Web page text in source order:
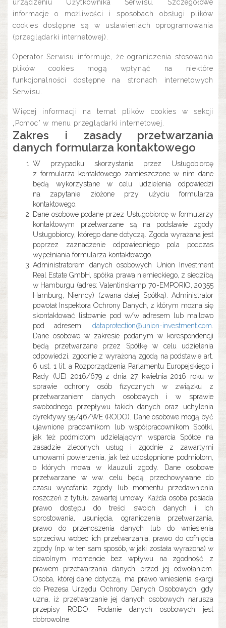
urządzeniu Użytkownika Serwisu. Szczegółowe
informacje o możliwości i sposobach obsługi plików
cookies dostępne są w ustawieniach oprogramowania
(przeglądarki internetowej).
Operator Serwisu informuje, że ograniczenia stosowania
plików cookies mogą wpłynąć na niektóre
funkcjonalności dostępne na stronach internetowych
Serwisu.
Więcej informacji na temat plików cookies w sekcji
„Pomoc” w menu przeglądarki internetowej.
Zakres i zasady przetwarzania
danych formularza kontaktowego
W przypadku skorzystania przez Usługobiorcę
z formularza kontaktowego zamieszczone w nim dane
będą wykorzystane w celu udzielenia odpowiedzi
na zapytanie złożone przy użyciu formularza
kontaktowego.
Dane osobowe podane przez Usługobiorcę w formularzy
kontaktowym przetwarzane są na podstawie zgody
Usługobiorcy, którego dane dotyczą. Zgoda wyrażana jest
poprzez zaznaczenie odpowiedniego pola podczas
wypełniania formularza kontaktowego.
Administratorem danych osobowych Union Investment
Real Estate GmbH, spółka prawa niemieckiego, z siedzibą
w Hamburgu (adres: Valentinskamp 70-EMPORIO, 20355
Hamburg, Niemcy) (zwana dalej Spółką). Administrator
powołał Inspektora Ochrony Danych, z którym można się
skontaktować listownie pod w/w adresem lub mailowo
pod adresem: dataprotection@union-investment.com
Dane osobowe w zakresie podanym w korespondencji
będą przetwarzane przez Spółkę w celu udzielenia
odpowiedzi, zgodnie z wyrażoną zgodą na podstawie art.
6 ust. 1 lit. a Rozporządzenia Parlamentu Europejskiego i
Rady (UE) 2016/679 z dnia 27 kwietnia 2016 roku w
sprawie ochrony osób fizycznych w związku z
przetwarzaniem danych osobowych i w sprawie
swobodnego przepływu takich danych oraz uchylenia
dyrektywy 95/46/WE (RODO). Dane osobowe mogą być
ujawnione pracownikom lub współpracownikom Spółki,
jak też podmiotom udzielającym wsparcia Spółce na
zasadzie zleconych usług i zgodnie z zawartymi
umowami powierzenia, jak też udostępnione podmiotom,
o których mowa w klauzuli zgody. Dane osobowe
przetwarzane w ww. celu będą przechowywane do
czasu wycofania zgody lub momentu przedawnienia
roszczeń z tytułu zawartej umowy. Każda osoba posiada
prawo dostępu do treści swoich danych i ich
sprostowania, usunięcia, ograniczenia przetwarzania,
prawo do przenoszenia danych lub do wniesienia
sprzeciwu wobec ich przetwarzania, prawo do cofnięcia
zgody (np. w ten sam sposób, w jaki została wyrażona) w
dowolnym momencie bez wpływu na zgodność z
prawem przetwarzania danych przed jej odwołaniem.
Osoba, której dane dotyczą, ma prawo wniesienia skargi
do Prezesa Urzędu Ochrony Danych Osobowych, gdy
uzna, iż przetwarzanie jej danych osobowych narusza
przepisy RODO. Podanie danych osobowych jest
dobrowolne.